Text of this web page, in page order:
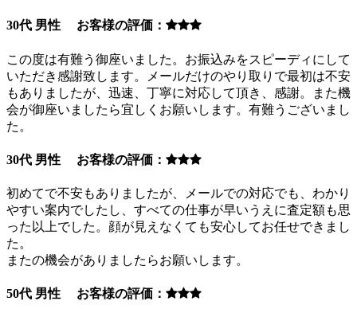
30代 男性 お客様の評価：
この度は有難う御座いました。お振込みをスピーディにして
いただき感謝致します。メールだけのやり取りで最初は不安
もありましたが、迅速、丁寧に対応して頂き、感謝。また機
会が御座いましたら宜しくお願いします。有難うございまし
た。
30代 男性 お客様の評価：
初めてで不安もありましたが、メールでの対応でも、わかり
やすい案内でしたし、すべての仕事が早いうえに査定額も思
った以上でした。顔が見えなくても安心してお任せできまし
た。
またの機会がありましたらお願いします。
50代 男性 お客様の評価：